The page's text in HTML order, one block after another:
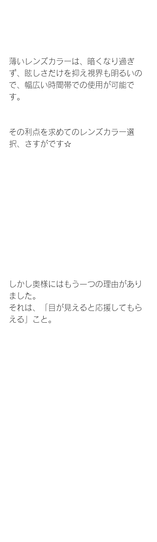
薄いレンズカラーは、暗くなり過ぎ
ず、眩しさだけを抑え視界も明るいの
で、幅広い時間帯での使用が可能で
す。
その利点を求めてのレンズカラー選
択、さすがです☆
しかし奥様にはもう一つの理由があり
ました。
それは、「目が見えると応援してもら
える」こと。